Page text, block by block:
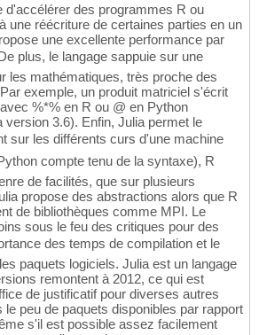
d'accélérer des programmes R ou
une réécriture de certaines parties en un
une excellente performance par
plus, le langage sappuie sur une
les mathématiques, très proche des
exemple, un produit matriciel s'écrit
%*% en R ou @ en Python
version 3.6). Enfin, Julia permet le
sur les différents curs d'une machine
compte tenu de la syntaxe), R
de facilités, que sur plusieurs
propose des abstractions alors que R
de bibliothèques comme MPI. Le
sous le feu des critiques pour des
des temps de compilation et le
paquets logiciels. Julia est un langage
remontent à 2012, ce qui est
de justificatif pour diverses autres
peu de paquets disponibles par rapport
s'il est possible assez facilement